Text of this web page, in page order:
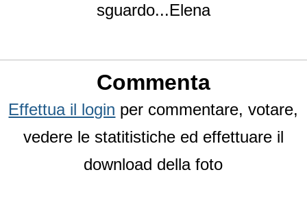
sguardo...Elena
Commenta
Effettua il login per commentare, votare,
vedere le statitistiche ed effettuare il
download della foto